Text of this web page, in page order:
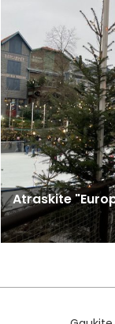
Atraskite